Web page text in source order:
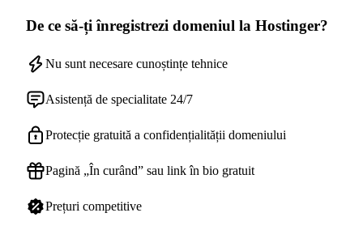
De ce să-ți înregistrezi domeniul la Hostinger?
Nu sunt necesare cunoștințe tehnice
Asistență de specialitate 24/7
Protecție gratuită a confidențialității domeniului
Pagină „În curând” sau link în bio gratuit
Prețuri competitive